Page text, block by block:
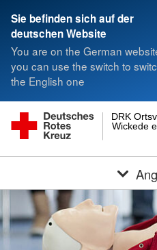
Sie befinden sich auf der
deutschen Website
You are on the German
you can use the switch to
the English one
Wickede
DRK